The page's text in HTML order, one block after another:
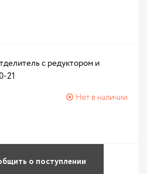
с редуктором и
21
Нет в наличии
о поступлении